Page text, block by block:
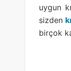
uygun
sizden
birçok